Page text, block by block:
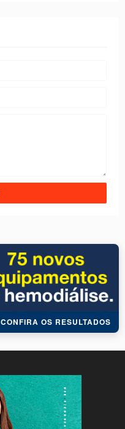
OS RESULTADOS